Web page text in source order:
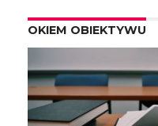
OKIEM OBIEKTYWU